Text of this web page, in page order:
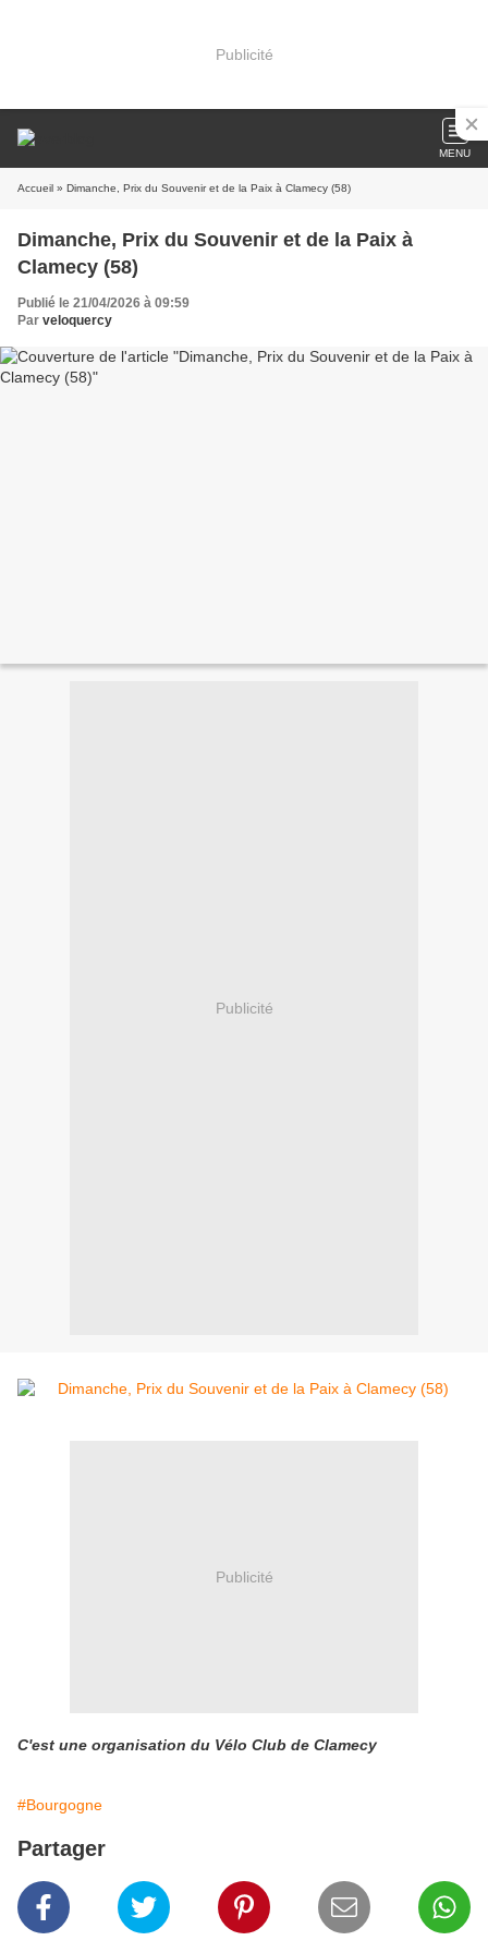
Publicité
MENU
Accueil » Dimanche, Prix du Souvenir et de la Paix à Clamecy (58)
Dimanche, Prix du Souvenir et de la Paix à
Clamecy (58)
Publié le 21/04/2026 à 09:59
Par veloquercy
Publicité
Publicité
C'est une organisation du Vélo Club de Clamecy
#Bourgogne
Partager